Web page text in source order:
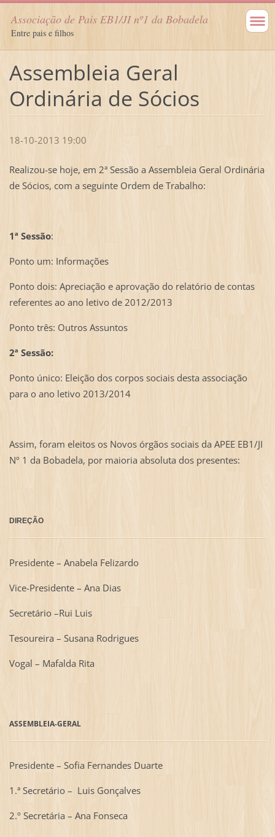
Associação de Pais EB1/JI nº1 da Bobadela
Entre pais e filhos
Assembleia Geral
Ordinária de Sócios
18-10-2013 19:00
Realizou-se hoje, em 2ª Sessão a Assembleia Geral Ordinária
de Sócios, com a seguinte Ordem de Trabalho:
1ª Sessão:
Ponto um: Informações
Ponto dois: Apreciação e aprovação do relatório de contas
referentes ao ano letivo de 2012/2013
Ponto três: Outros Assuntos
2ª Sessão:
Ponto único: Eleição dos corpos sociais desta associação
para o ano letivo 2013/2014
Assim, foram eleitos os Novos órgãos sociais da APEE EB1/JI
Nº 1 da Bobadela, por maioria absoluta dos presentes:
DIREÇÃO
Presidente – Anabela Felizardo
Vice-Presidente – Ana Dias
Secretário –Rui Luis
Tesoureira – Susana Rodrigues
Vogal – Mafalda Rita
ASSEMBLEIA-GERAL
Presidente – Sofia Fernandes Duarte
1.ª Secretário – Luis Gonçalves
2.º Secretária – Ana Fonseca